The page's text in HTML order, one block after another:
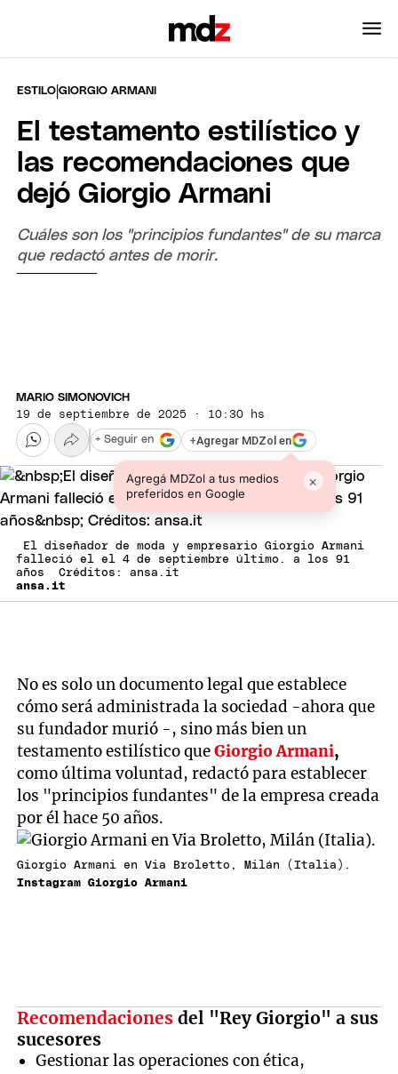
ESTILO |GIORGIO ARMANI
El testamento estilístico y
las recomendaciones que
dejó Giorgio Armani
Cuáles son los "principios fundantes" de su marca
que redactó antes de morir.
MARIO SIMONOVICH
19 de septiembre de 2025 · 10:30 hs
+Agregar MDZol en
Agregá MDZol a tus medios
preferidos en Google
×
+ Seguir en
El diseñador de moda y empresario Giorgio Armani
falleció el el 4 de septiembre último. a los 91
años Créditos: ansa.it
ansa.it
No es solo un documento legal que establece
cómo será administrada la sociedad -ahora que
su fundador murió -, sino más bien un
testamento estilístico queGiorgio Armani,
como última voluntad, redactó para establecer
los "principios fundantes" de la empresa creada
por él hace 50 años.
Giorgio Armani en Via Broletto, Milán (Italia).
Instagram Giorgio Armani
Recomendaciones del "Rey Giorgio" a sus
sucesores
Gestionar las operaciones con ética,